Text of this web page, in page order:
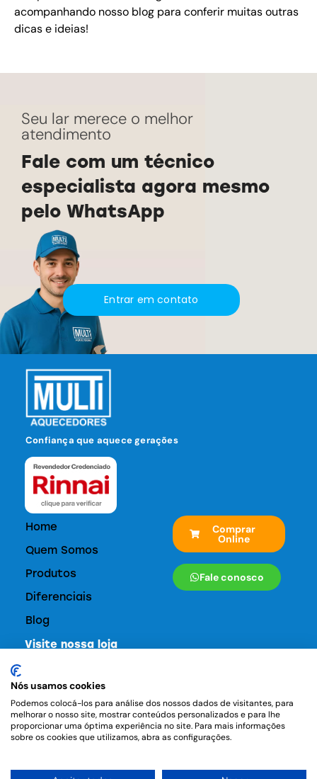
acompanhando nosso blog para conferir muitas outras
dicas e ideias!
Seu lar merece o melhor
atendimento
Fale com um técnico
especialista agora mesmo
pelo WhatsApp
Entrar em contato
Confiança que aquece gerações
Home
Quem Somos
Produtos
Diferenciais
Blog
Comprar
Online
Fale conosco
Visite nossa loja
contato@multiaquecedores.com.br
(11) 94777-6412
(11) 3057-3957
Nós usamos cookies
Podemos colocá-los para análise dos nossos dados de visitantes, para
melhorar o nosso site, mostrar conteúdos personalizados e para lhe
proporcionar uma óptima experiência no site. Para mais informações
sobre os cookies que utilizamos, abra as configurações.